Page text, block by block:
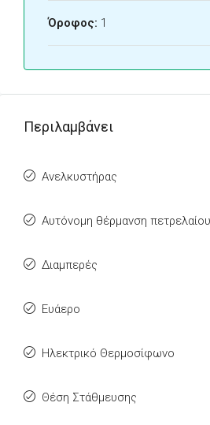
Όροφος: 1
Περιλαμβάνει
Ανελκυστήρας
Αυτόνομη θέρμανση πετρελαίου
Διαμπερές
Ευάερο
Ηλεκτρικό Θερμοσίφωνο
Θέση Στάθμευσης